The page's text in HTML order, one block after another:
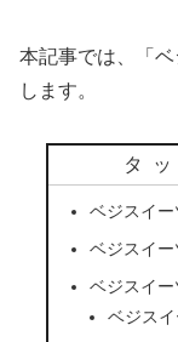
本記事では、「
します。
タ
ベジスイ
ベジスイ
ベジスイ
ベジス